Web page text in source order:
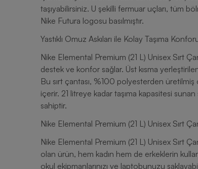
taşıyabilirsiniz. U şekilli fermuar uçları, tüm
Nike Futura logosu basılmıştır.
Yastıklı Omuz Askıları ile Kolay Taşıma
Nike Elemental Premium (21 L) Unisex Sırt
destek ve konfor sağlar. Üst kısma
Bu sırt çantası, %100 polyesterden
içerir. 21 litreye kadar taşıma kapasitesi
sahiptir.
Nike Elemental Premium (21 L) Unisex Sırt
Nike Elemental Premium (21 L) Unisex Sırt
olan ürün, hem kadın hem de erkeklerin
okul ekipmanlarınızı ve laptobunuzu